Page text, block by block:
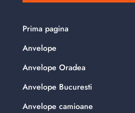
Prima pagina
Anvelope
Anvelope Oradea
Anvelope Bucuresti
Anvelope camioane